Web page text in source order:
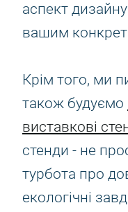
аспект
вашим
Крім того, ми
також будуємо
виставкові
стенди - не
турбота про
екологічні